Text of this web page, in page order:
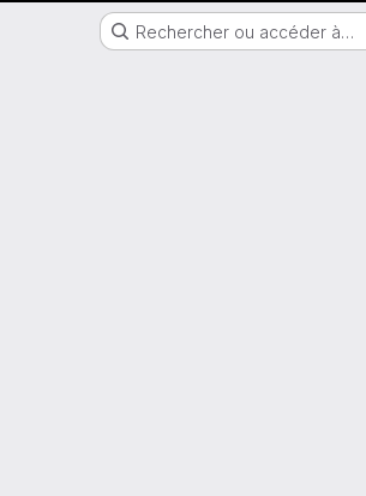
Nantes Université
Rechercher ou accéder à…